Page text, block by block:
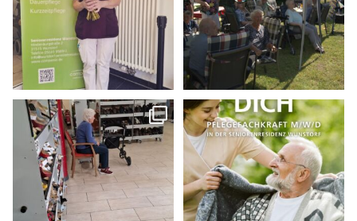
Am 09.06.2026 durften wir
die Schuh-Residenz bei...
7 0
6 0